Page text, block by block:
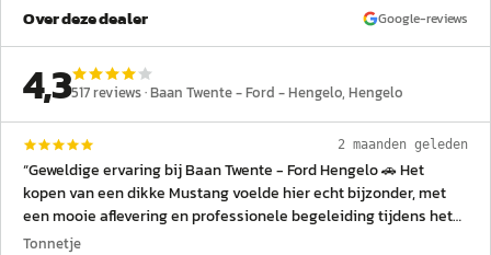
Over deze dealer Google-reviews
4,3517reviews ·Baan Twente - Ford - Hengelo, Hengelo
2 maanden geleden
“Geweldige ervaring bij Baan Twente - Ford Hengelo 🚗 Het
kopen van een dikke Mustang voelde hier echt bijzonder, met
een mooie aflevering en professionele begeleiding tijdens het
hele traject. De garage levert netjes werk bij onderhoud en
Tonnetje